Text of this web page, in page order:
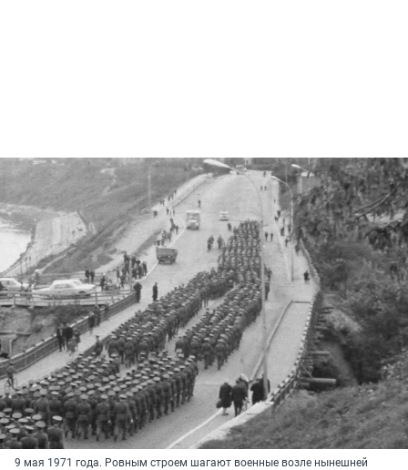
9 мая 1971 года. Ровным строем шагают военные возле нынешней